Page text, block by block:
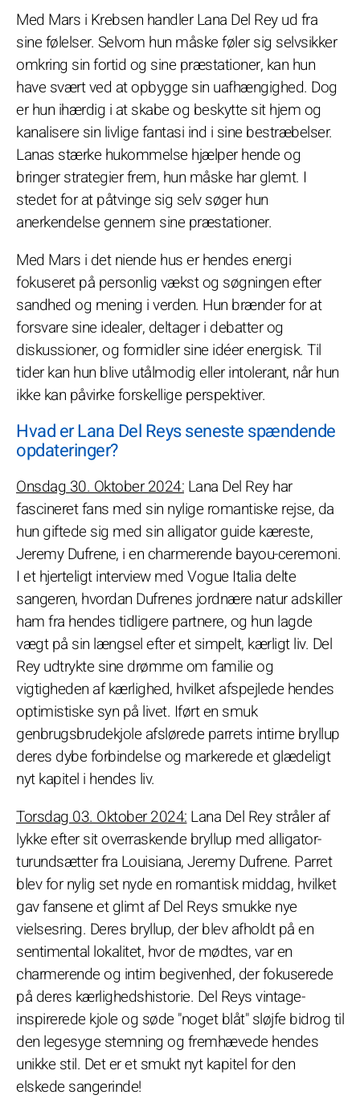
Med Mars i Krebsen handler Lana Del Rey ud fra
sine følelser. Selvom hun måske føler sig selvsikker
omkring sin fortid og sine præstationer, kan hun
have svært ved at opbygge sin uafhængighed. Dog
er hun ihærdig i at skabe og beskytte sit hjem og
kanalisere sin livlige fantasi ind i sine bestræbelser.
Lanas stærke hukommelse hjælper hende og
bringer strategier frem, hun måske har glemt. I
stedet for at påtvinge sig selv søger hun
anerkendelse gennem sine præstationer.
Med Mars i det niende hus er hendes energi
fokuseret på personlig vækst og søgningen efter
sandhed og mening i verden. Hun brænder for at
forsvare sine idealer, deltager i debatter og
diskussioner, og formidler sine idéer energisk. Til
tider kan hun blive utålmodig eller intolerant, når hun
ikke kan påvirke forskellige perspektiver.
Hvad er Lana Del Reys seneste spændende
opdateringer?
Onsdag 30. Oktober 2024: Lana Del Rey har
fascineret fans med sin nylige romantiske rejse, da
hun giftede sig med sin alligator guide kæreste,
Jeremy Dufrene, i en charmerende bayou-ceremoni.
I et hjerteligt interview med Vogue Italia delte
sangeren, hvordan Dufrenes jordnære natur adskiller
ham fra hendes tidligere partnere, og hun lagde
vægt på sin længsel efter et simpelt, kærligt liv. Del
Rey udtrykte sine drømme om familie og
vigtigheden af kærlighed, hvilket afspejlede hendes
optimistiske syn på livet. Iført en smuk
genbrugsbrudekjole afslørede parrets intime bryllup
deres dybe forbindelse og markerede et glædeligt
nyt kapitel i hendes liv.
Torsdag 03. Oktober 2024: Lana Del Rey stråler af
lykke efter sit overraskende bryllup med alligator-
turundsætter fra Louisiana, Jeremy Dufrene. Parret
blev for nylig set nyde en romantisk middag, hvilket
gav fansene et glimt af Del Reys smukke nye
vielsesring. Deres bryllup, der blev afholdt på en
sentimental lokalitet, hvor de mødtes, var en
charmerende og intim begivenhed, der fokuserede
på deres kærlighedshistorie. Del Reys vintage-
inspirerede kjole og søde "noget blåt" sløjfe bidrog til
den legesyge stemning og fremhævede hendes
unikke stil. Det er et smukt nyt kapitel for den
elskede sangerinde!